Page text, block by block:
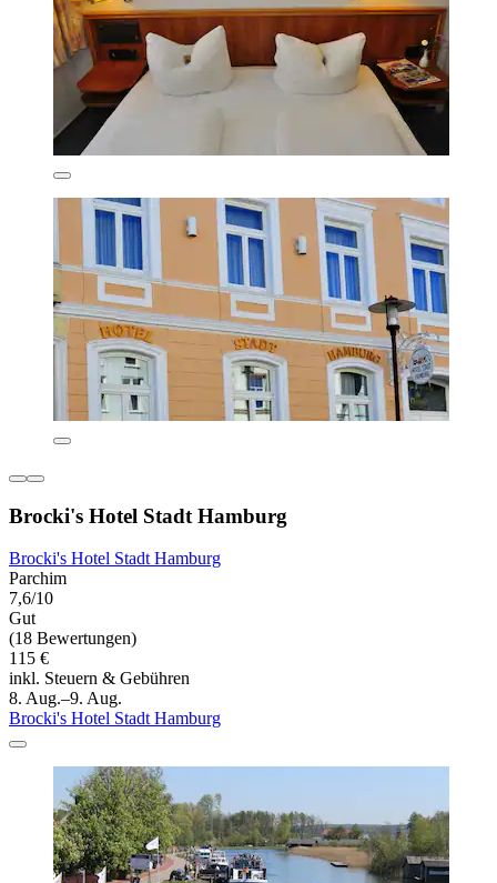
Brocki's Hotel Stadt Hamburg
Brocki's Hotel Stadt Hamburg
Parchim
7,6/10
Gut
(18 Bewertungen)
115 €
inkl. Steuern & Gebühren
8. Aug.–9. Aug.
Brocki's Hotel Stadt Hamburg